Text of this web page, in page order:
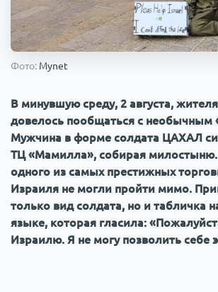
Армия
Фото: Mynet
В минувшую среду, 2 августа,
довелось пообщаться с необычным
Мужчина в форме солдата ЦАХАЛ
ТЦ «Мамилла», собирая милостыню.
одного из самых престижных
Израиля не могли пройти мимо.
только вид солдата, но и табличка
языке, которая гласила:
Израилю. Я не могу позволить себе